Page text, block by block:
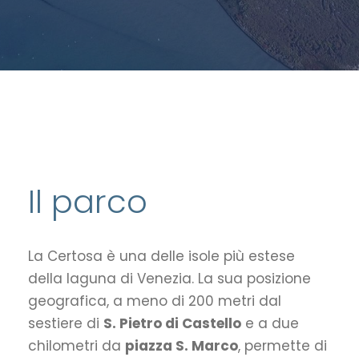
Il parco
La Certosa è una delle isole più estese
della laguna di Venezia. La sua posizione
geografica, a meno di 200 metri dal
sestiere di S. Pietro di Castello e a due
chilometri da piazza S. Marco, permette di